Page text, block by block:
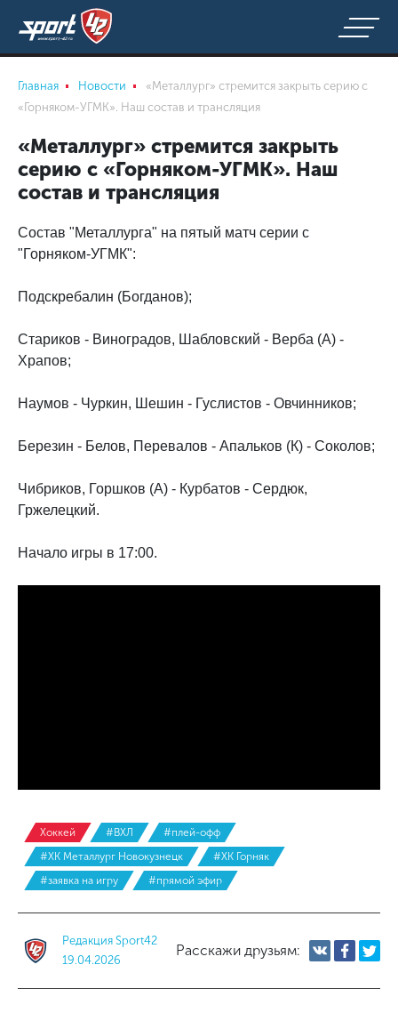
Главная Новости
«Металлург» стремится закрыть серию с
«Горняком-УГМК». Наш состав и трансляция
«Металлург» стремится закрыть
серию с «Горняком-УГМК». Наш
состав и трансляция
Состав "Металлурга" на пятый матч серии с
"Горняком-УГМК":
Подскребалин (Богданов);
Стариков - Виноградов, Шабловский - Верба (А) -
Храпов;
Наумов - Чуркин, Шешин - Гуслистов - Овчинников;
Березин - Белов, Перевалов - Апальков (К) - Соколов;
Чибриков, Горшков (А) - Курбатов - Сердюк,
Гржелецкий.
Начало игры в 17:00.
Хоккей #ВХЛ
#плей-офф
#ХК Металлург Новокузнецк
#ХК Горняк
#заявка на игру
#прямой эфир
Редакция Sport42
19.04.2026
Расскажи друзьям: